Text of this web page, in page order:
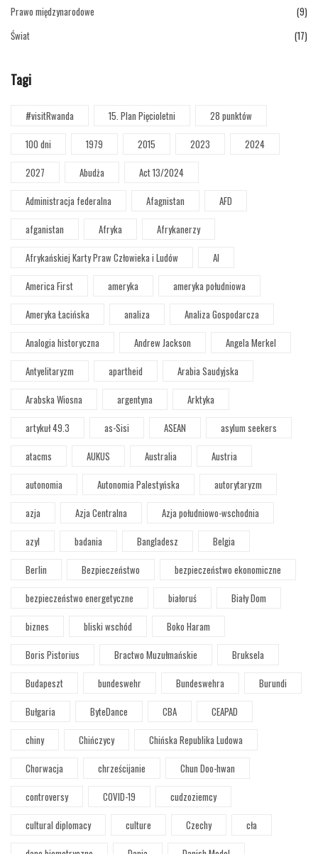
Prawo międzynarodowe
(9)
Świat
(17)
Tagi
#visitRwanda 15. Plan Pięcioletni
28 punktów
100 dni
1979 2015 2023
2024
2027
Abudża
Act 13/2024
Administracja federalna
Afagnistan
AFD
afganistan
Afryka
Afrykanerzy
Afrykańskiej Karty Praw Człowieka i Ludów
AI
America First
ameryka
ameryka południowa
Ameryka Łacińska
analiza
Analiza Gospodarcza
Analogia historyczna
Andrew Jackson
Angela Merkel
Antyelitaryzm
apartheid
Arabia Saudyjska
Arabska Wiosna
argentyna
Arktyka
artykuł 49.3
as-Sisi ASEAN
asylum seekers
atacms
AUKUS Australia
Austria
autonomia
Autonomia Palestyńska
autorytaryzm
azja
Azja Centralna
Azja południowo-wschodnia
azyl
badania Bangladesz
Belgia
Berlin
Bezpieczeństwo
bezpieczeństwo ekonomiczne
bezpieczeństwo energetyczne
białoruś
Biały Dom
biznes
bliski wschód
Boko Haram
Boris Pistorius
Bractwo Muzułmańskie
Bruksela
Budapeszt
bundeswehr Bundeswehra
Burundi
Bułgaria
ByteDance CBA
CEAPAD
chiny
Chińczycy
Chińska Republika Ludowa
Chorwacja
chrześcijanie
Chun Doo-hwan
controversy
COVID-19
cudzoziemcy
cultural diplomacy
culture Czechy
cła